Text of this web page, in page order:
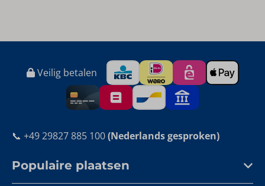
Veilig betalen
📞 +49 29827 885 100(Nederlands gesproken)
Populaire plaatsen